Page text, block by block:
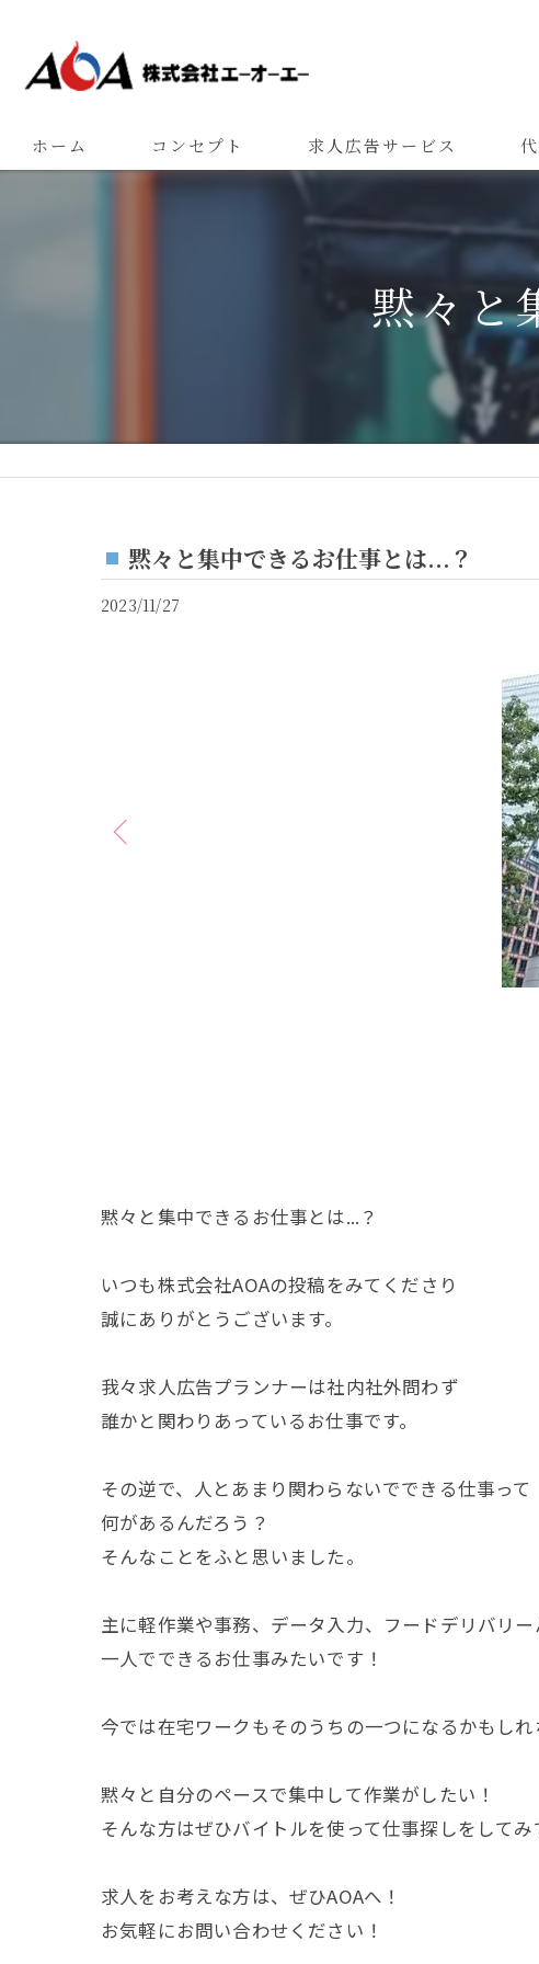
ホーム コンセプト 求人広告サービス
黙々と
黙々と集中できるお仕事とは...？
2023/11/27
黙々と集中できるお仕事とは...？
いつも株式会社AOAの投稿をみてくださり
誠にありがとうございます。
我々求人広告プランナーは社内社外問わず
誰かと関わりあっているお仕事です。
その逆で、人とあまり関わらないでできる仕事って
何があるんだろう？
そんなことをふと思いました。
主に軽作業や事務、データ入力、フードデリバリー
一人でできるお仕事みたいです！
今では在宅ワークもそのうちの一つになるかもしれ
黙々と自分のペースで集中して作業がしたい！
そんな方はぜひバイトルを使って仕事探しをしてみ
求人をお考えな方は、ぜひAOAへ！
お気軽にお問い合わせください！